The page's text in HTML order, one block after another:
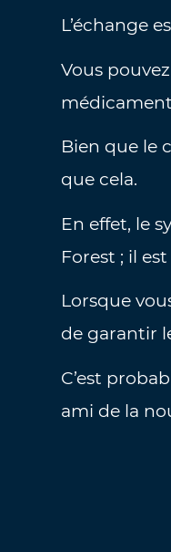
L’échange
Vous
Bien que le
que cela.
En effet, le
Forest ; il
Lorsque
de garantir
C’est
ami de la